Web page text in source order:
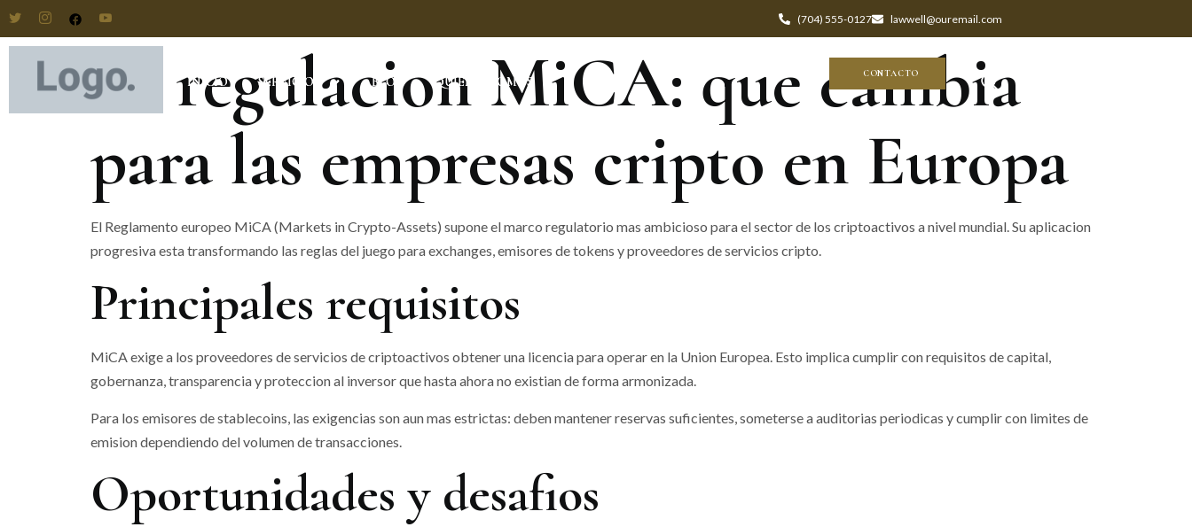
(704) 555-0127 lawwell@ouremail.com
INICIO SERVICIOS BLOG QUIENES SOMOS
CONTACT US
INICIO SERVICIOS BLOG QUIENES SOMOS
CONTACTO
La regulacion MiCA: que cambia
para las empresas cripto en Europa
El Reglamento europeo MiCA (Markets in Crypto-Assets) supone el marco regulatorio mas ambicioso para el sector de los criptoactivos a nivel mundial. Su aplicacion
progresiva esta transformando las reglas del juego para exchanges, emisores de tokens y proveedores de servicios cripto.
Principales requisitos
MiCA exige a los proveedores de servicios de criptoactivos obtener una licencia para operar en la Union Europea. Esto implica cumplir con requisitos de capital,
gobernanza, transparencia y proteccion al inversor que hasta ahora no existian de forma armonizada.
Para los emisores de stablecoins, las exigencias son aun mas estrictas: deben mantener reservas suficientes, someterse a auditorias periodicas y cumplir con limites de
emision dependiendo del volumen de transacciones.
Oportunidades y desafios